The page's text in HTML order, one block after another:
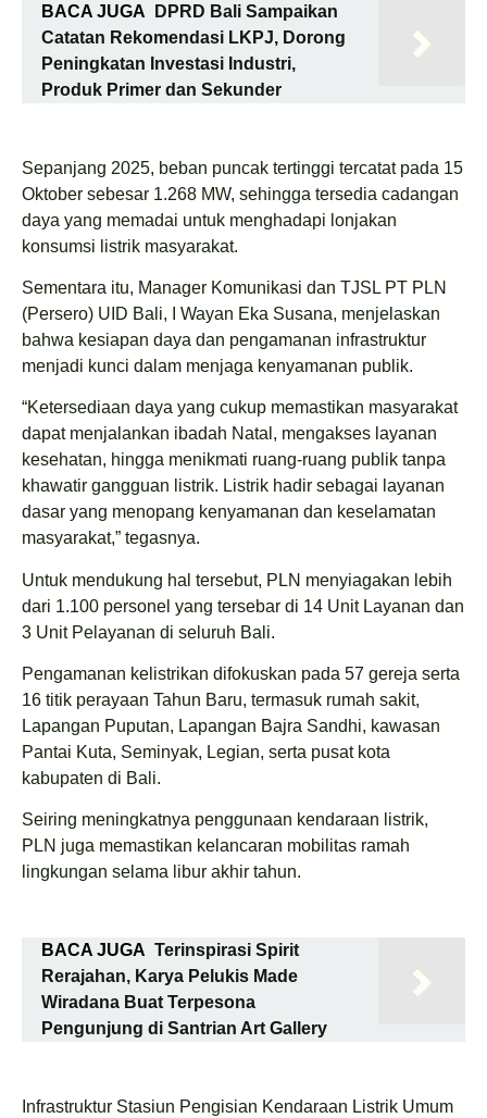
BACA JUGA
DPRD Bali Sampaikan
Catatan Rekomendasi LKPJ, Dorong
Peningkatan Investasi Industri,
Produk Primer dan Sekunder
Sepanjang 2025, beban puncak tertinggi tercatat pada 15
Oktober sebesar 1.268 MW, sehingga tersedia cadangan
daya yang memadai untuk menghadapi lonjakan
konsumsi listrik masyarakat.
Sementara itu, Manager Komunikasi dan TJSL PT PLN
(Persero) UID Bali, I Wayan Eka Susana, menjelaskan
bahwa kesiapan daya dan pengamanan infrastruktur
menjadi kunci dalam menjaga kenyamanan publik.
“Ketersediaan daya yang cukup memastikan masyarakat
dapat menjalankan ibadah Natal, mengakses layanan
kesehatan, hingga menikmati ruang-ruang publik tanpa
khawatir gangguan listrik. Listrik hadir sebagai layanan
dasar yang menopang kenyamanan dan keselamatan
masyarakat,” tegasnya.
Untuk mendukung hal tersebut, PLN menyiagakan lebih
dari 1.100 personel yang tersebar di 14 Unit Layanan dan
3 Unit Pelayanan di seluruh Bali.
Pengamanan kelistrikan difokuskan pada 57 gereja serta
16 titik perayaan Tahun Baru, termasuk rumah sakit,
Lapangan Puputan, Lapangan Bajra Sandhi, kawasan
Pantai Kuta, Seminyak, Legian, serta pusat kota
kabupaten di Bali.
Seiring meningkatnya penggunaan kendaraan listrik,
PLN juga memastikan kelancaran mobilitas ramah
lingkungan selama libur akhir tahun.
BACA JUGA Terinspirasi Spirit
Rerajahan, Karya Pelukis Made
Wiradana Buat Terpesona
Pengunjung di Santrian Art Gallery
Infrastruktur Stasiun Pengisian Kendaraan Listrik Umum